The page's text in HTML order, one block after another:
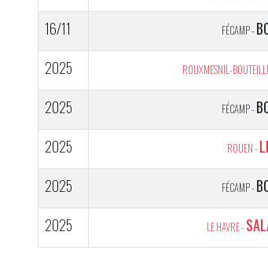
16/11
FÉCAMP -
2025
ROUXMESNIL-
2025
FÉCAMP -
2025
ROUEN -
2025
FÉCAMP -
2025
LE HAVRE -